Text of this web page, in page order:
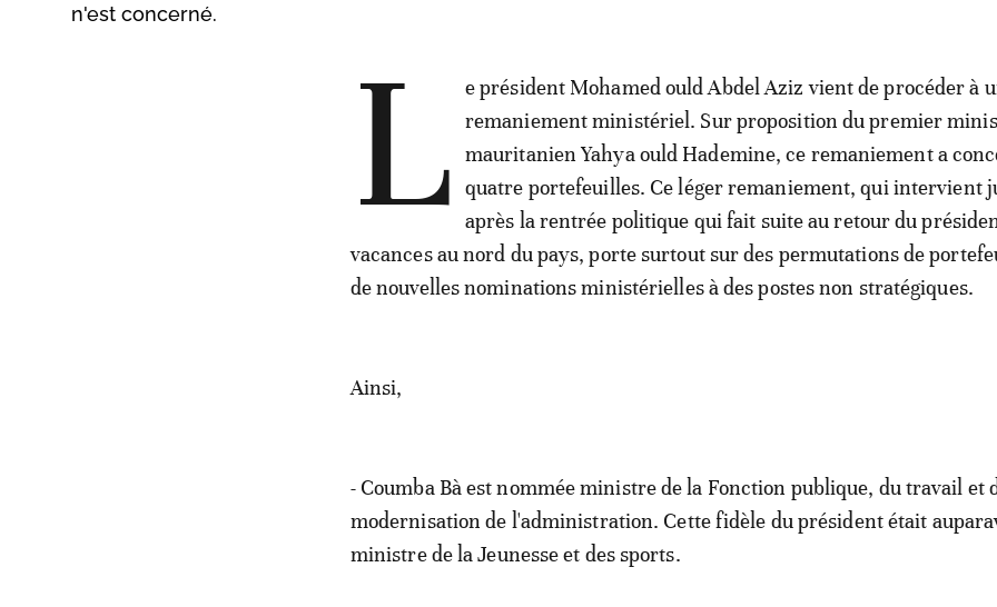
n'est concerné.
L
e président Mohamed ould Abdel Aziz vient de procéder à
remaniement ministériel. Sur proposition du premier
mauritanien Yahya ould Hademine, ce remaniement a
quatre portefeuilles. Ce léger remaniement, qui intervient
après la rentrée politique qui fait suite au retour du
vacances au nord du pays, porte surtout sur des permutations de
de nouvelles nominations ministérielles à des postes non stratégiques.
Ainsi,
- Coumba Bà est nommée ministre de la Fonction publique, du travail et
modernisation de l'administration. Cette fidèle du président était
ministre de la Jeunesse et des sports.